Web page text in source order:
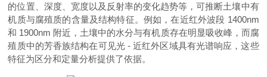
的位置、深度、宽度以及反射率的变化趋势等，可推断土壤中有
机质与腐殖质的含量及结构特征。例如，在近红外波段 1400nm
和 1900nm 附近，土壤中的水分与有机质存在明显吸收峰，而腐
殖质中的芳香族结构在可见光 - 近红外区域具有光谱响应，这些
特征为区分和定量分析提供了依据。